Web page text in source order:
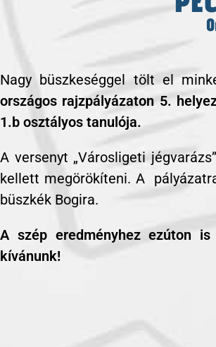
Nagy büszkeséggel tölt el
országos rajzpályázaton 5.
1.b osztályos tanulója.
A versenyt „Városligeti
kellett megörökíteni. A
büszkék Bogira.
A szép eredményhez ezúton
kívánunk!